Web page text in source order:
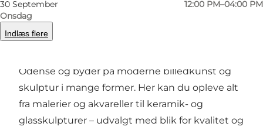
30 September
Onsdag
12:00 PM–04:00 PM
Indlæs flere
Et moderne galleri i hjertet af Odense
Odense og byder på moderne billedkunst og
skulptur i mange former. Her kan du opleve alt
fra malerier og akvareller til keramik- og
glasskulpturer – udvalgt med blik for kvalitet og